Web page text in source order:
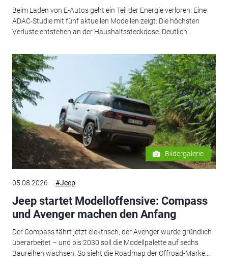
Beim Laden von E-Autos geht ein Teil der Energie verloren. Eine
ADAC-Studie mit fünf aktuellen Modellen zeigt: Die höchsten
Verluste entstehen an der Haushaltssteckdose. Deutlich...
Bildergalerie
05.08.2026 #Jeep
Jeep startet Modelloffensive: Compass
und Avenger machen den Anfang
Der Compass fährt jetzt elektrisch, der Avenger wurde gründlich
überarbeitet – und bis 2030 soll die Modellpalette auf sechs
Baureihen wachsen. So sieht die Roadmap der Offroad-Marke...